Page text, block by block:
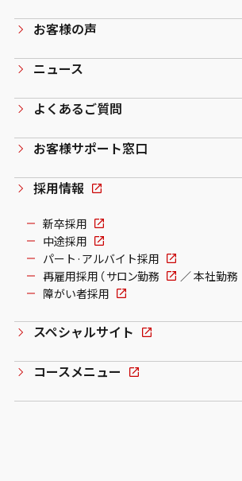
お客様の声
ニュース
よくあるご質問
お客様サポート窓口
採用情報
新卒採用
中途採用
パート·アルバイト採用
再雇用採用（ サロン勤務 ／本社勤務
障がい者採用
スペシャルサイト
コースメニュー